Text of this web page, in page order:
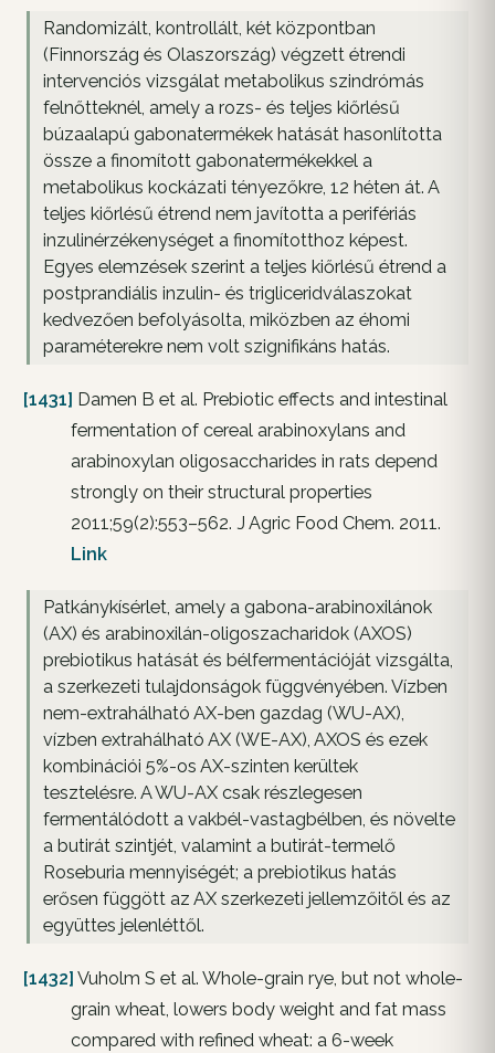
Randomizált, kontrollált, két központban
(Finnország és Olaszország) végzett étrendi
intervenciós vizsgálat metabolikus szindrómás
felnőtteknél, amely a rozs- és teljes kiőrlésű
búzaalapú gabonatermékek hatását hasonlította
össze a finomított gabonatermékekkel a
metabolikus kockázati tényezőkre, 12 héten át. A
teljes kiőrlésű étrend nem javította a perifériás
inzulinérzékenységet a finomítotthoz képest.
Egyes elemzések szerint a teljes kiőrlésű étrend a
postprandiális inzulin- és trigliceridválaszokat
kedvezően befolyásolta, miközben az éhomi
paraméterekre nem volt szignifikáns hatás.
[1431] Damen B et al. Prebiotic effects and intestinal
fermentation of cereal arabinoxylans and
arabinoxylan oligosaccharides in rats depend
strongly on their structural properties
2011;59(2):553–562. J Agric Food Chem. 2011.
Link
Patkánykísérlet, amely a gabona-arabinoxilánok
(AX) és arabinoxilán-oligoszacharidok (AXOS)
prebiotikus hatását és bélfermentációját vizsgálta,
a szerkezeti tulajdonságok függvényében. Vízben
nem-extrahálható AX-ben gazdag (WU-AX),
vízben extrahálható AX (WE-AX), AXOS és ezek
kombinációi 5%-os AX-szinten kerültek
tesztelésre. A WU-AX csak részlegesen
fermentálódott a vakbél-vastagbélben, és növelte
a butirát szintjét, valamint a butirát-termelő
Roseburia mennyiségét; a prebiotikus hatás
erősen függött az AX szerkezeti jellemzőitől és az
együttes jelenléttől.
[1432] Vuholm S et al. Whole-grain rye, but not whole-
grain wheat, lowers body weight and fat mass
compared with refined wheat: a 6-week